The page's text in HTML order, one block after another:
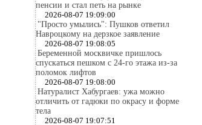
пенсии и стал петь на рынке
2026-08-07 19:09:00
"Просто умылись": Пушков ответил
Навроцкому на дерзкое заявление
2026-08-07 19:08:05
Беременной москвичке пришлось
спускаться пешком с 24-го этажа из-за
поломок лифтов
2026-08-07 19:08:00
Натуралист Хабургаев: ужа можно
отличить от гадюки по окрасу и форме
тела
2026-08-07 19:07:51